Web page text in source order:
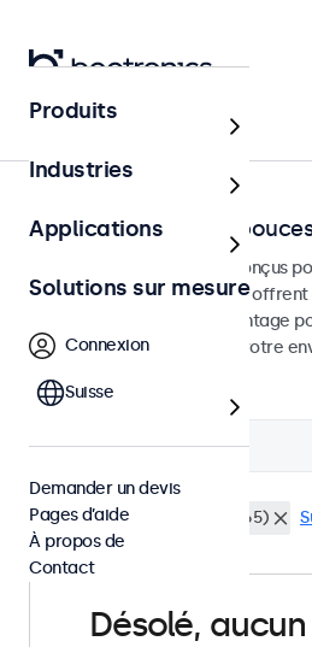
Accueil
Moniteurs de 7 à 32
Moniteurs professionnels conçus
commercial. Ces moniteurs offrent
vidéo et des options de montage
s'intégrer facilement dans votre
Filtrer (0)
Résistant à la poussière (IP65)
Désolé,
Produits
Industries
Applications
Solutions sur mesure
Connexion
Suisse
Demander un devis
Pages d’aide
À propos de
Contact